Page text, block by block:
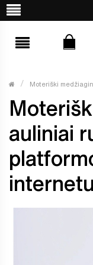
Moteriški
auliniai
internetu